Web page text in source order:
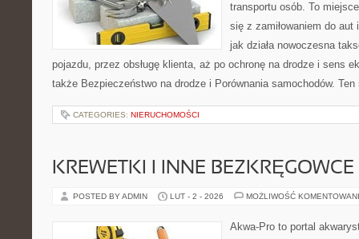
transportu osób. To
się z zamiłowaniem do
jak działa nowoczesna
pojazdu, przez obsługę klienta, aż po ochronę na drodze i sens
także Bezpieczeństwo na drodze i Porównania samochodów.
CATEGORIES: NIERUCHOMOŚCI
KREWETKI I INNE BEZKRĘGOWCE
POSTED BY ADMIN LUT - 2 - 2026 MOŻLIWOŚĆ
Akwa-Pro to portal